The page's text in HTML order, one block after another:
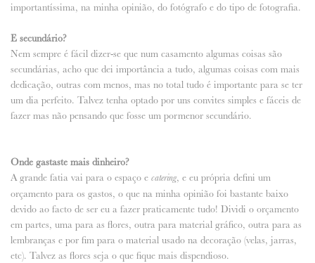
importantíssima, na minha opinião, do fotógrafo e do tipo de fotografia.
E secundário?
Nem sempre é fácil dizer-se que num casamento algumas coisas são
secundárias, acho que dei importância a tudo, algumas coisas com mais
dedicação, outras com menos, mas no total tudo é importante para se ter
um dia perfeito. Talvez tenha optado por uns convites simples e fáceis de
fazer mas não pensando que fosse um pormenor secundário.
Onde gastaste mais dinheiro?
A grande fatia vai para o espaço e catering, e eu própria defini um
orçamento para os gastos, o que na minha opinião foi bastante baixo
devido ao facto de ser eu a fazer praticamente tudo! Dividi o orçamento
em partes, uma para as flores, outra para material gráfico, outra para as
lembranças e por fim para o material usado na decoração (velas, jarras,
etc). Talvez as flores seja o que fique mais dispendioso.